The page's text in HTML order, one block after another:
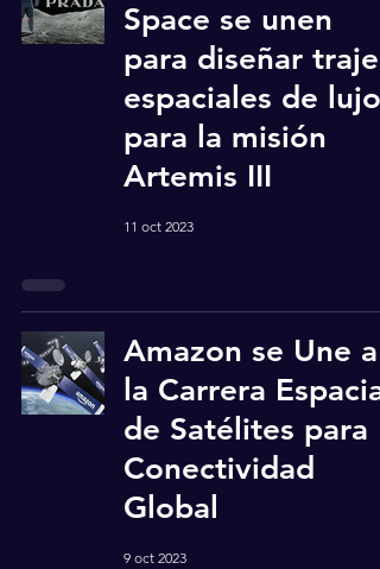
Space se unen
para diseñar trajes
espaciales de lujo
para la misión
Artemis III
11 oct 2023
Amazon se Une a
la Carrera Espacial
de Satélites para
Conectividad
Global
9 oct 2023